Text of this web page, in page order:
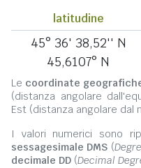
latitudine
45° 36' 38,52'' N
45,6107° N
Le coordinate
(distanza angolare
Est (distanza angolare dal
I valori numerici sono
sessagesimale DMS (
decimale DD (Decimal